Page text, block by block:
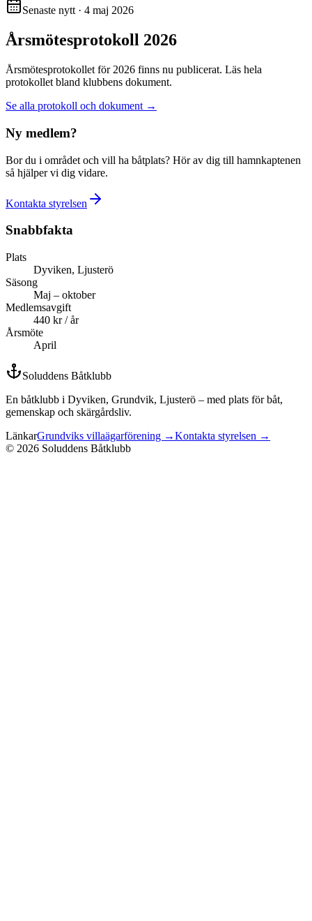
Senaste nytt · 4 maj 2026
Årsmötesprotokoll 2026
Årsmötesprotokollet för 2026 finns nu publicerat. Läs hela
protokollet bland klubbens dokument.
Se alla protokoll och dokument →
Ny medlem?
Bor du i området och vill ha båtplats? Hör av dig till hamnkaptenen
så hjälper vi dig vidare.
Kontakta styrelsen
Snabbfakta
Plats
Dyviken, Ljusterö
Säsong
Maj – oktober
Medlemsavgift
440 kr / år
Årsmöte
April
Soluddens Båtklubb
En båtklubb i Dyviken, Grundvik, Ljusterö – med plats för båt,
gemenskap och skärgårdsliv.
LänkarGrundviks villaägarförening →Kontakta styrelsen →
© 2026 Soluddens Båtklubb